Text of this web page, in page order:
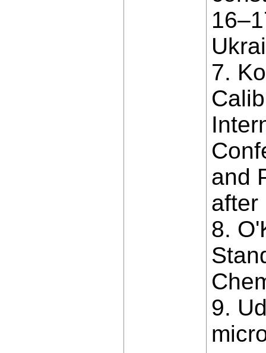
7.
and
after
8.
9.